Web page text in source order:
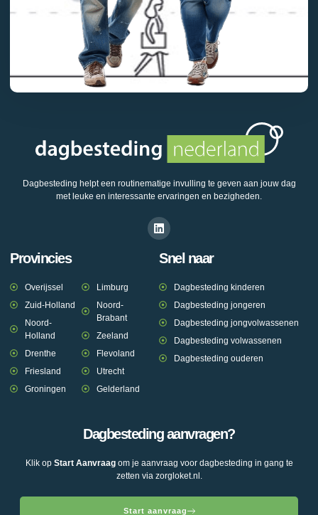
Dagbesteding helpt een routinematige invulling te geven aan jouw dag
met leuke en interessante ervaringen en bezigheden.
Provincies
Overijssel
Zuid-Holland
Noord-
Holland
Drenthe
Friesland
Groningen
Limburg
Noord-
Brabant
Zeeland
Flevoland
Utrecht
Gelderland
Snel naar
Dagbesteding kinderen
Dagbesteding jongeren
Dagbesteding jongvolwassenen
Dagbesteding volwassenen
Dagbesteding ouderen
Dagbesteding aanvragen?
Klik op Start Aanvraagom je aanvraag voor dagbesteding in gang te
zetten via zorgloket.nl.
Start aanvraag